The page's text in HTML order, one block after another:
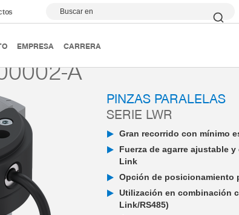
Buscar en
EMPRESA CARRERA
MATCH - Pinzas LWR - GEP2000
A
PINZAS PARALELAS
SERIE LWR
Gran recorrido con mínimo
Fuerza de agarre ajustable
Link
Opción de posicionamiento
Utilización en combinación
Link/RS485)